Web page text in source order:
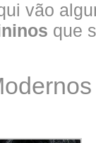
vão
que